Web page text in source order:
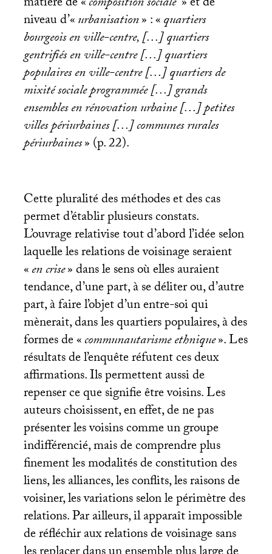
niveau d’«urbanisation» : «quartiers
bourgeois en ville-centre, […] quartiers
gentrifiés en ville-centre […] quartiers
populaires en ville-centre […] quartiers de
mixité sociale programmée […] grands
ensembles en rénovation urbaine […] petites
villes périurbaines […] communes rurales
périurbaines» (p. 22).
Cette pluralité des méthodes et des cas
permet d’établir plusieurs constats.
L’ouvrage relativise tout d’abord l’idée selon
laquelle les relations de voisinage seraient
«en crise» dans le sens où elles auraient
tendance, d’une part, à se déliter ou, d’autre
part, à faire l’objet d’un entre-soi qui
mènerait, dans les quartiers populaires, à des
formes de «communautarisme ethnique». Les
résultats de l’enquête réfutent ces deux
affirmations. Ils permettent aussi de
repenser ce que signifie être voisins. Les
auteurs choisissent, en effet, de ne pas
présenter les voisins comme un groupe
indifférencié, mais de comprendre plus
finement les modalités de constitution des
liens, les alliances, les conflits, les raisons de
voisiner, les variations selon le périmètre des
relations. Par ailleurs, il apparaît impossible
de réfléchir aux relations de voisinage sans